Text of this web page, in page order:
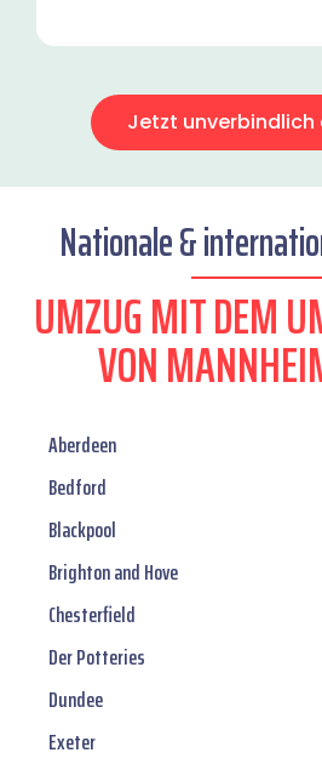
Jetzt unverbindlich
Nationale &
UMZUG MIT DEM
VON
Aberdeen
Bedford
Blackpool
Brighton and Hove
Chesterfield
Der Potteries
Dundee
Exeter